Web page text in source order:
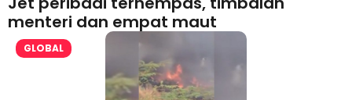
menteri dan empat maut
GLOBAL